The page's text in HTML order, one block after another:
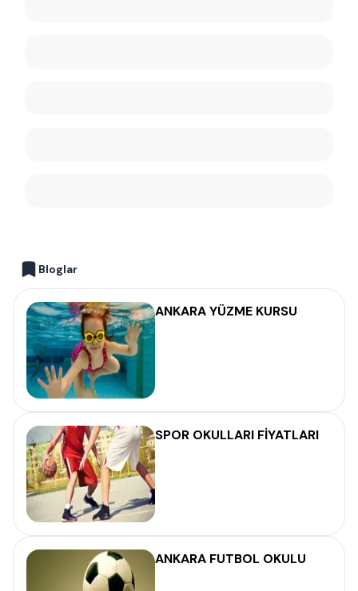
Bloglar
ANKARA YÜZME KURSU
SPOR OKULLARI FİYATLARI
ANKARA FUTBOL OKULU